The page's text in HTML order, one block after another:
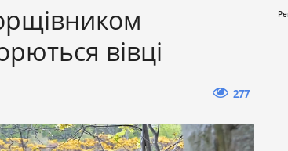
вівці
277